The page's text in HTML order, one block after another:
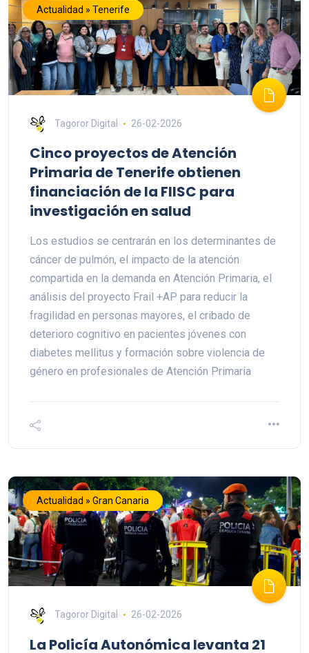
Actualidad » Tenerife
Tagoror Digital 26-02-2026
Cinco proyectos de Atención
Primaria de Tenerife obtienen
financiación de la FIISC para
investigación en salud
Los estudios se centrarán en los determinantes de
cáncer de pulmón, el impacto de la atención
compartida en la demanda en Atención Primaria, el
análisis del proyecto Frail +AP para reducir la
fragilidad en personas mayores, el cribado de
deterioro cognitivo en pacientes jóvenes con
diabetes mellitus y formación sobre violencia de
género en profesionales de Atención Primaria
Actualidad » Gran Canaria
Tagoror Digital 26-02-2026
La Policía Autonómica levanta 21